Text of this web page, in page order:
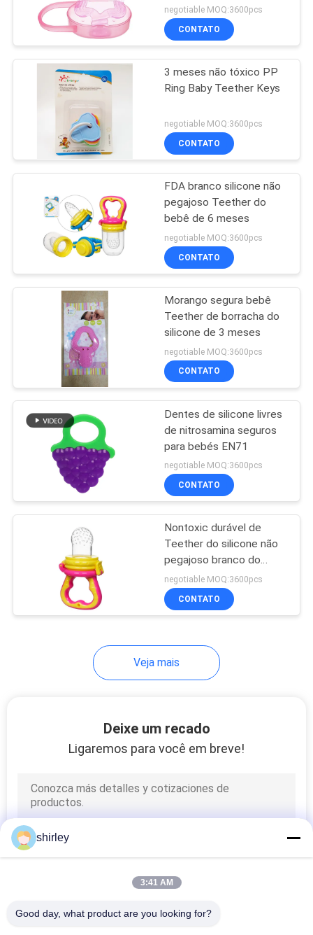
MAPA
DO
PRIVACY
POLICY
Bocal do silicone do
bebê
33
Bebê Soother do
silicone
37
Bacias e colheres
de alimentação do
bebê
Colher de
alimentação do
bebê
Copo de Sippy do
Straw Cup tornado
mais pesado bebê
negotiable MOQ:3600pcs
CONTATO
3 meses não tóxico PP
Ring Baby Teether Keys
negotiable MOQ:3600pcs
CONTATO
FDA branco silicone não
pegajoso Teether do
bebê de 6 meses
negotiable MOQ:3600pcs
CONTATO
Morango segura bebê
Teether de borracha do
silicone de 3 meses
negotiable MOQ:3600pcs
CONTATO
Dentes de silicone livres
de nitrosamina seguros
para bebés EN71
negotiable MOQ:3600pcs
CONTATO
Nontoxic durável de
Teether do silicone não
pegajoso branco do
bebê
negotiable MOQ:3600pcs
CONTATO
Veja mais
Deixe um recado
Ligaremos para você em breve!
shirley
3:41 AM
Good day, what product are you looking for?